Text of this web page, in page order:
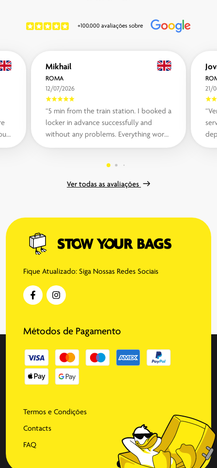
+100.000 avaliações sobre
Mikhail
ROMA
12/07/2026
“5 min from the train station. I booked a
locker in advance successfully and
without any problems. Everything works
fast and flawless. Prices are also...“
21/
Ver todas as avaliações
Fique Atualizado: Siga Nossas Redes Sociais
Métodos de Pagamento
Termos e Condições
Contacts
FAQ